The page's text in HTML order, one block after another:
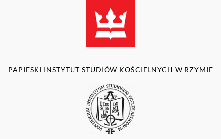
PAPIESKI INSTYTUT STUDIÓW KOŚCIELNYCH W RZYMIE